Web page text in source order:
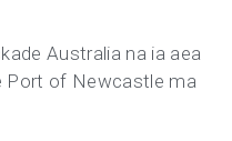
Australia na ia aea
Port of Newcastle ma